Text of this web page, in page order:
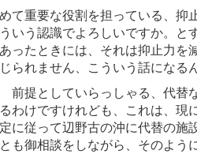
て重要な役割を担っている、抑
いう認識でよろしいですか。
と
ったときには、それは抑止力を
られません、こういう話になる
前提としていらっしゃる、代替
わけですけれども、これは、現
に従って辺野古の沖に代替の施
も御相談をしながら、そのよう